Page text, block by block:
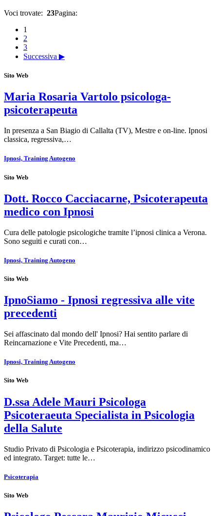
Voci trovate: 23Pagina:
1
2
3
Successiva ▶
Sito Web
Maria Rosaria Vartolo psicologa-
psicoterapeuta
In presenza a San Biagio di Callalta (TV), Mestre e on-line. Ipnosi
classica, regressiva,…
Ipnosi, Training Autogeno
Sito Web
Dott. Rocco Cacciacarne, Psicoterapeuta
medico con Ipnosi
Cura delle patologie psicologiche tramite l’ipnosi clinica a Verona.
Sono seguiti e curati con…
Ipnosi, Training Autogeno
Sito Web
IpnoSiamo - Ipnosi regressiva alle vite
precedenti
Sei affascinato dal mondo dell' Ipnosi? Hai sentito parlare di
Reincarnazione e Vite Precedenti, ma…
Ipnosi, Training Autogeno
Sito Web
D.ssa Adele Mauri Psicologa
Psicoteraeuta Specialista in Psicologia
della Salute
Studio Privato di Psicologia e Psicoterapia, indirizzo psicodinamico
ed integrato. Target: tutte le…
Psicoterapia
Sito Web